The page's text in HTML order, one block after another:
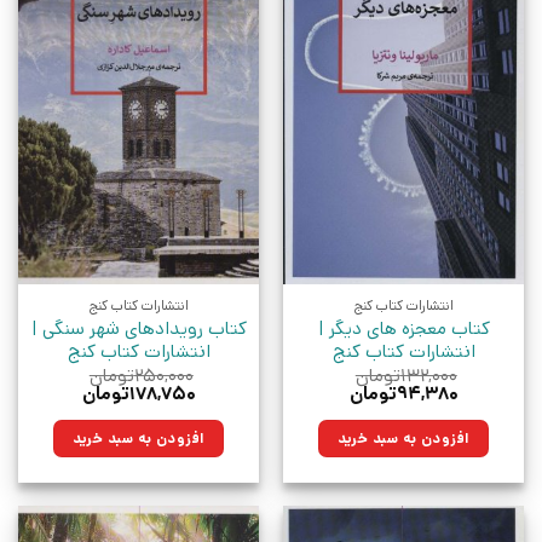
انتشارات کتاب کنج
کتاب معجزه های دیگر |
انتشارات کتاب کنج
۱۳۲,۰۰۰تومان
قیمت
۱۳۲,۰۰۰تومان
بود.
۹۴,۳۸۰تومان
۹۴,۳۸۰تومان.افزودن به سبد خرید
انتشارات کتاب کنج
کتاب رویدادهای شهر سنگی |
انتشارات کتاب کنج
۲۵۰,۰۰۰تومان
قیمت
۲۵۰,۰۰۰تومان
بود.
۱۷۸,۷۵۰تومان
۱۷۸,۷۵۰تومان.افزودن به سبد خرید